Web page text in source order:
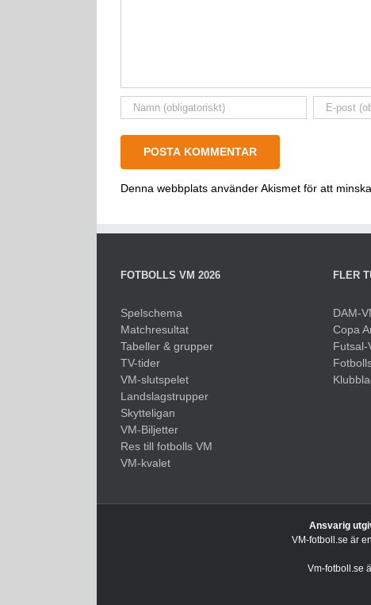
Denna webbplats använder Akismet för att
FOTBOLLS VM 2026
Spelschema
Matchresultat
Tabeller & grupper
TV-tider
VM-slutspelet
Landslagstrupper
Skytteligan
VM-Biljetter
Res till fotbolls VM
VM-kvalet
FLER
DAM-
Copa
Futsal-
Ansvarig
VM-fotboll.se är
Vm-fotboll.se